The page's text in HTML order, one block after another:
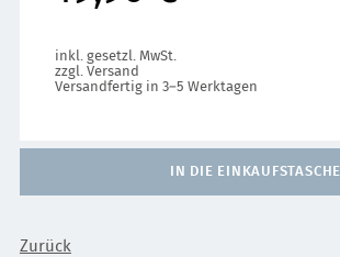
inkl. gesetzl. MwSt.
zzgl. Versand
Versandfertig in 3–5 Werktagen
IN DIE EINKAUFSTASCHE
Zurück